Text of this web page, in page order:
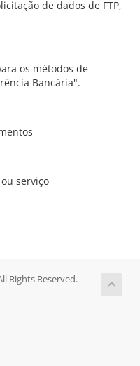
de dados de FTP,
os métodos de
Bancária".
serviço
Rights Reserved.